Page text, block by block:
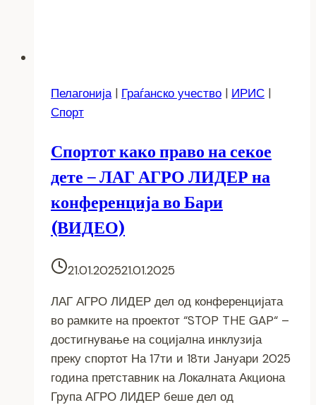
Пелагонија| Граѓанско учество | ИРИС |
Спорт
Спортот како право на секое
дете – ЛАГ АГРО ЛИДЕР на
конференција во Бари
(ВИДЕО)
21.01.202521.01.2025
ЛАГ АГРО ЛИДЕР дел од конференцијата
во рамките на проектот “STOP THE GAP“ –
достигнување на социјална инклузија
преку спортот На 17ти и 18ти Јануари 2025
година претставник на Локалната Акциона
Група АГРО ЛИДЕР беше дел од